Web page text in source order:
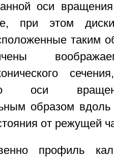
оси
при этом
таким
оси
образом
от режущей
профиль